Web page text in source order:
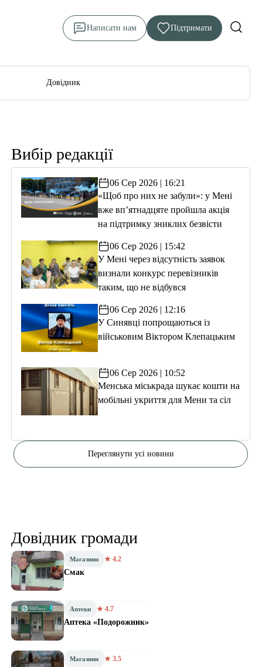
Написати нам Підтримати
Довідник
секторі Менської ОТГ
Вибір редакції
06 Сер 2026 | 16:21
«Щоб про них не забули»: у Мені
вже вп’ятнадцяте пройшла акція
на підтримку зниклих безвісти
06 Сер 2026 | 15:42
У Мені через відсутність заявок
визнали конкурс перевізників
таким, що не відбувся
06 Сер 2026 | 12:16
У Синявці попрощаються із
військовим Віктором Клепацьким
06 Сер 2026 | 10:52
Менська міськрада шукає кошти на
мобільні укриття для Мени та сіл
Переглянути усі новини
Довідник громади
Магазини ★ 4.2
Смак
Аптеки ★ 4.7
Аптека «Подорожник»
Магазини ★ 3.5